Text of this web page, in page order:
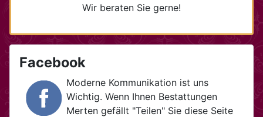
Wir beraten Sie gerne!
Facebook
Moderne Kommunikation ist uns
Wichtig. Wenn Ihnen Bestattungen
Merten gefällt "Teilen" Sie diese Seite